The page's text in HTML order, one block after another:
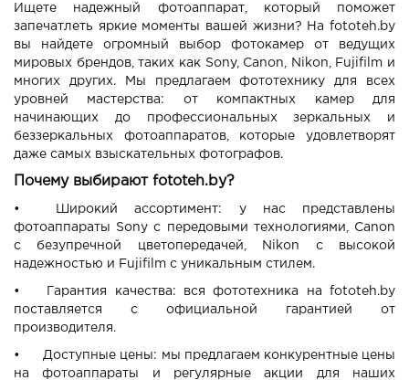
Ищете надежный фотоаппарат, который поможет
запечатлеть яркие моменты вашей жизни? На fototeh.by
вы найдете огромный выбор фотокамер от ведущих
мировых брендов, таких как Sony, Canon, Nikon, Fujifilm и
многих других. Мы предлагаем фототехнику для всех
уровней мастерства: от компактных камер для
начинающих до профессиональных зеркальных и
беззеркальных фотоаппаратов, которые удовлетворят
даже самых взыскательных фотографов.
Почему выбирают fototeh.by?
•
Широкий ассортимент: у нас представлены
фотоаппараты Sony с передовыми технологиями, Canon
с безупречной цветопередачей, Nikon с высокой
надежностью и Fujifilm с уникальным стилем.
•
Гарантия качества: вся фототехника на fototeh.by
поставляется с официальной гарантией от
производителя.
•
Доступные цены: мы предлагаем конкурентные цены
на фотоаппараты и регулярные акции для наших